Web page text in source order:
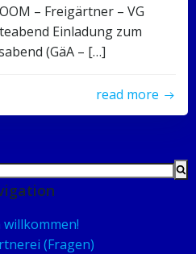
– Freigärtner – VG
Einladung zum
(GäA – […]
read more
willkommen!
(Fragen)